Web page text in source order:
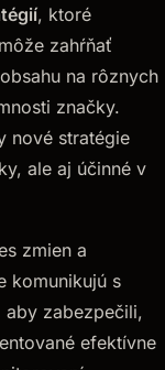
, ktoré
zahŕňať
na rôznych
značky.
nové stratégie
ale aj účinné v
zmien a
komunikujú s
aby zabezpečili,
efektívne